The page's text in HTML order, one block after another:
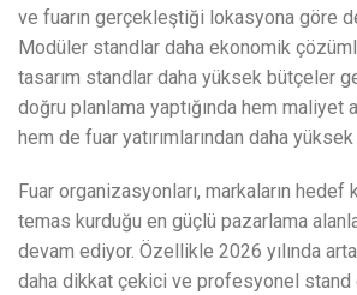
ve fuarın gerçekleştiği lokasyona göre
Modüler standlar daha ekonomik
tasarım standlar daha yüksek bütçeler
doğru planlama yaptığında hem maliyet
hem de fuar yatırımlarından daha
Fuar organizasyonları, markaların
temas kurduğu en güçlü pazarlama
devam ediyor. Özellikle 2026 yılında
daha dikkat çekici ve profesyonel stand